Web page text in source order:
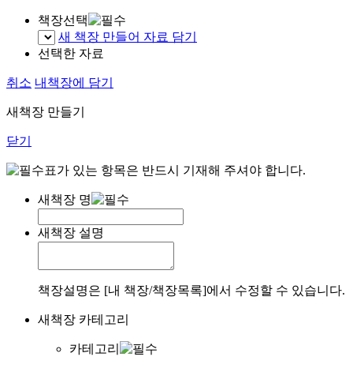
책장선택
새 책장 만들어 자료 담기
선택한 자료
취소 내책장에 담기
새책장 만들기
닫기
표가 있는 항목은 반드시 기재해 주셔야 합니다.
새책장 명
새책장 설명
책장설명은 [내 책장/책장목록]에서 수정할 수 있습니다.
새책장 카테고리
카테고리